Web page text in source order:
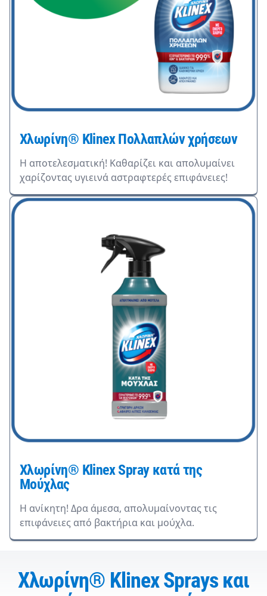
Χλωρίνη® Klinex Πολλαπλών χρήσεων
Η αποτελεσματική! Καθαρίζει και απολυμαίνει
χαρίζοντας υγιεινά αστραφτερές επιφάνειες!
Χλωρίνη® Klinex Spray κατά της
Μούχλας
Η ανίκητη! Δρα άμεσα, απολυμαίνοντας τις
επιφάνειες από βακτήρια και μούχλα.
Χλωρίνη® Klinex Sprays και